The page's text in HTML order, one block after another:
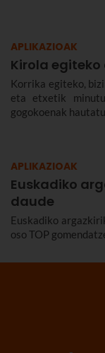
APLIKAZIOAK
Kirola
Korrika egiteko,
eta etxetik
gogokoenak
APLIKAZIOAK
Euskadiko
daude
Euskadiko